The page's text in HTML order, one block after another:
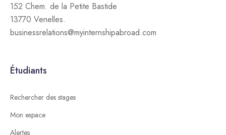
152 Chem. de la Petite Bastide
13770 Venelles.
businessrelations@myinternshipabroad.com
Étudiants
Rechercher des stages
Mon espace
Alertes